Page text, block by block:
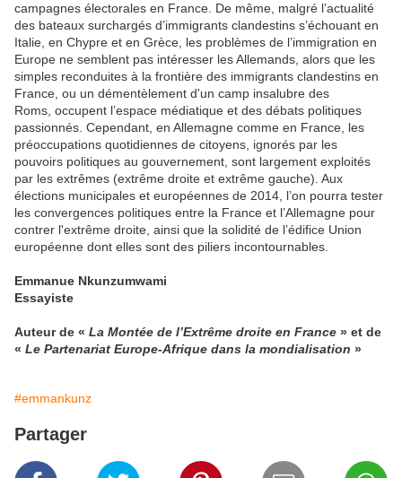
campagnes électorales en France. De même, malgré l’actualité
des bateaux surchargés d’immigrants clandestins s’échouant en
Italie, en Chypre et en Grèce, les problèmes de l’immigration en
Europe ne semblent pas intéresser les Allemands, alors que les
simples reconduites à la frontière des immigrants clandestins en
France, ou un démentèlement d'un camp insalubre des
Roms, occupent l’espace médiatique et des débats politiques
passionnés. Cependant, en Allemagne comme en France, les
préoccupations quotidiennes de citoyens, ignorés par les
pouvoirs politiques au gouvernement, sont largement exploités
par les extrêmes (extrême droite et extrême gauche). Aux
élections municipales et européennes de 2014, l’on pourra tester
les convergences politiques entre la France et l’Allemagne pour
contrer l'extrême droite, ainsi que la solidité de l’édifice Union
européenne dont elles sont des piliers incontournables.
Emmanue Nkunzumwami
Essayiste
Auteur de « La Montée de l’Extrême droite en France » et de
« Le Partenariat Europe-Afrique dans la mondialisation »
#emmankunz
Partager